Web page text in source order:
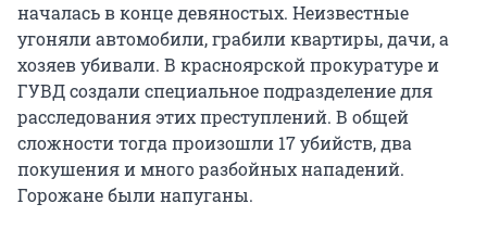
началась в конце девяностых. Неизвестные
угоняли автомобили, грабили квартиры, дачи, а
хозяев убивали. В красноярской прокуратуре и
ГУВД создали специальное подразделение для
расследования этих преступлений. В общей
сложности тогда произошли 17 убийств, два
покушения и много разбойных нападений.
Горожане были напуганы.